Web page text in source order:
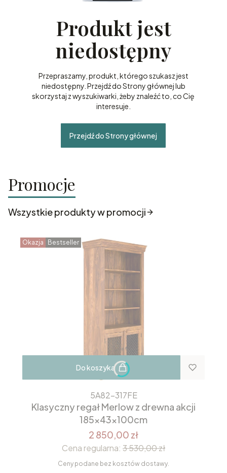
Produkt jest
niedostępny
Przepraszamy, produkt, którego szukasz jest
niedostępny. Przejdź do Strony głównej lub
skorzystaj z wyszukiwarki, żeby znaleźć to, co Cię
interesuje.
Przejdź do Strony głównej
Promocje
Wszystkie produkty w promocji
Okazja Bestseller
Do koszyka
5A82-317FE
Klasyczny regał Merlow z drewna akcji
185x43x100cm
2 850,00 zł
Cena regularna: 3 530,00 zł
Ceny podane bez kosztów dostawy.